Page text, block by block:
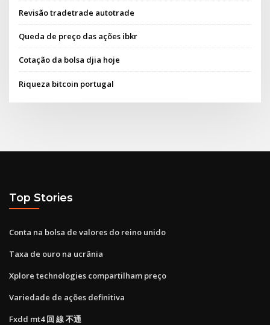
Revisão tradetrade autotrade
Queda de preço das ações ibkr
Cotação da bolsa djia hoje
Riqueza bitcoin portugal
Top Stories
Conta na bolsa de valores do reino unido
Taxa de ouro na ucrânia
Xplore technologies compartilham preço
Variedade de ações definitiva
Fxdd mt4 回 線 不通